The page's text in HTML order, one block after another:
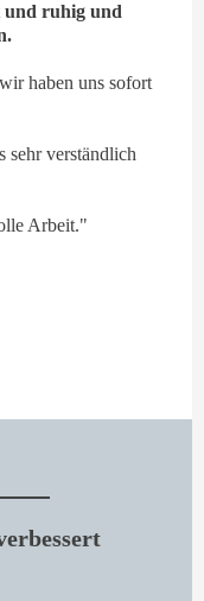
und ruhig und
haben uns sofort
sehr verständlich
Arbeit."